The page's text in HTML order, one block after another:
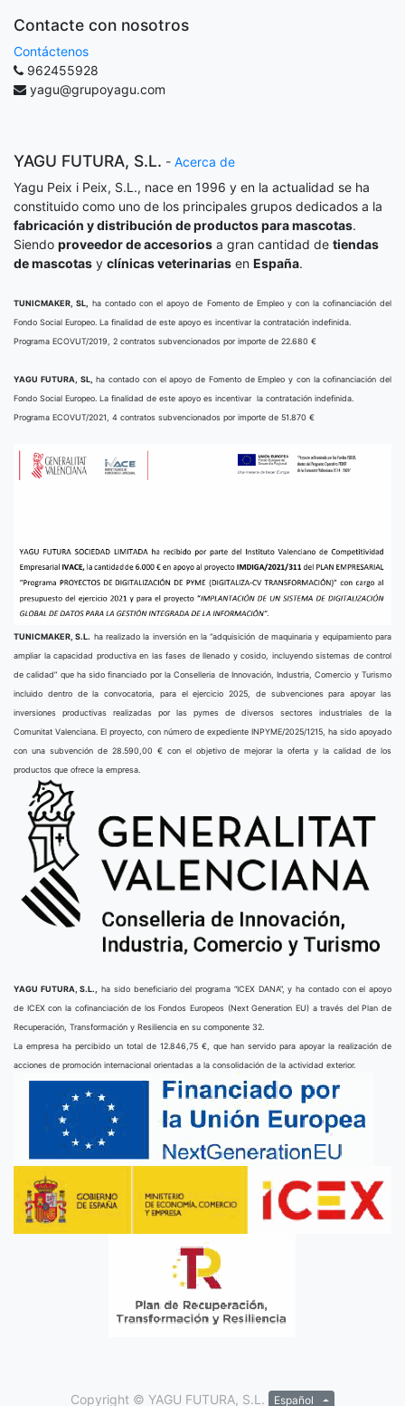
Contacte con nosotros
Contáctenos
962455928
yagu@grupoyagu.com
YAGU FUTURA, S.L. - Acerca de
Yagu Peix i Peix, S.L., nace en 1996 y en la actualidad se ha
constituido como uno de los principales grupos dedicados a la
fabricación y distribución de productos para mascotas.
Siendo proveedor de accesorios a gran cantidad de tiendas
de mascotas y clínicas veterinarias en España.
TUNICMAKER, SL,
ha contado con el apoyo de Fomento de Empleo y con la cofinanciación del
Fondo Social Europeo. La finalidad de este apoyo es incentivar la contratación indefinida.
Programa ECOVUT/2019, 2 contratos subvencionados por importe de 22.680 €
YAGU FUTURA, SL,
ha contado con el apoyo de Fomento de Empleo y con la cofinanciación del
Fondo Social Europeo. La finalidad de este apoyo es incentivar la contratación indefinida.
Programa ECOVUT/2021, 4 contratos subvencionados por importe de 51.870 €
TUNICMAKER, S.L. ha realizado la inversión en la “adquisición de maquinaria y equipamiento para
ampliar la capacidad productiva en las fases de llenado y cosido, incluyendo sistemas de control
de calidad” que ha sido financiado por la Conselleria de Innovación, Industria, Comercio y Turismo
incluido dentro de la convocatoria, para el ejercicio 2025, de subvenciones para apoyar las
inversiones productivas realizadas por las pymes de diversos sectores industriales de la
Comunitat Valenciana. El proyecto, con número de expediente INPYME/2025/1215, ha sido apoyado
con una subvención de 28.590,00 € con el objetivo de mejorar la oferta y la calidad de los
productos que ofrece la empresa.
YAGU FUTURA, S.L.,
ha sido beneficiario del programa “ICEX DANA”, y ha contado con el apoyo
de ICEX con la cofinanciación de los Fondos Europeos (Next Generation EU) a través del Plan de
Recuperación, Transformación y Resiliencia en su componente 32.
La empresa ha percibido un total de 12.846,75 €, que han servido para apoyar la realización de
acciones de promoción internacional orientadas a la consolidación de la actividad exterior.
Copyright © YAGU FUTURA, S.L. Español